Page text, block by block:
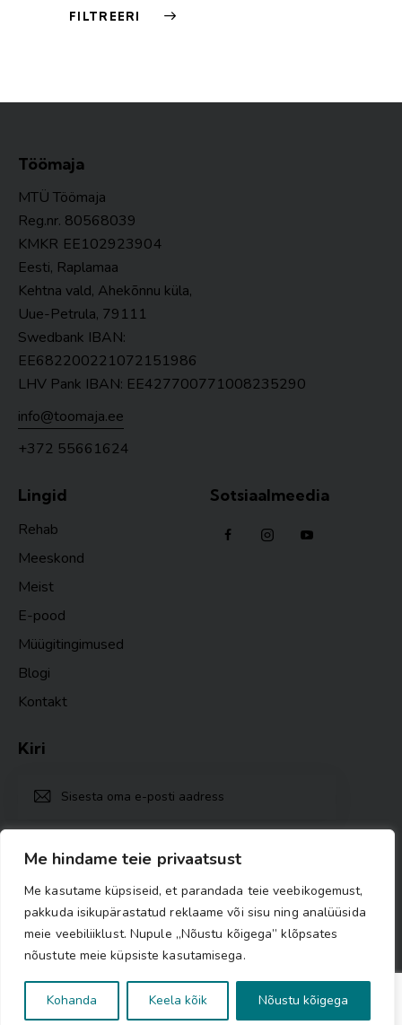
Me hindame teie privaatsust
Me kasutame küpsiseid, et parandada teie veebikogemust,
pakkuda isikupärastatud reklaame või sisu ning analüüsida
meie veebiliiklust. Nupule „Nõustu kõigega” klõpsates
nõustute meie küpsiste kasutamisega.
Kohanda Keela kõik Nõustu kõigega
FILTREERI
Töömaja
MTÜ Töömaja
Reg.nr. 80568039
KMKR EE102923904
Eesti, Raplamaa
Kehtna vald, Ahekõnnu küla,
Uue-Petrula, 79111
Swedbank IBAN:
EE682200221072151986
LHV Pank IBAN: EE427700771008235290
info@toomaja.ee
+372 55661624
Lingid
Rehab
Meeskond
Meist
E-pood
Müügitingimused
Blogi
Kontakt
Sotsiaalmeedia
Kiri
© 2025 MTÜ Töömaja by TM